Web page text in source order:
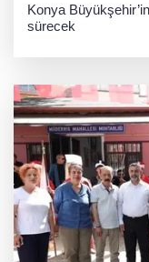
Konya
sürecek